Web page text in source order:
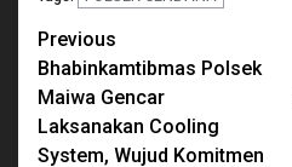
Continue
Reading
Previous
Bhabinkamtibmas Polsek
Maiwa Gencar
Laksanakan Cooling
System, Wujud Komitmen